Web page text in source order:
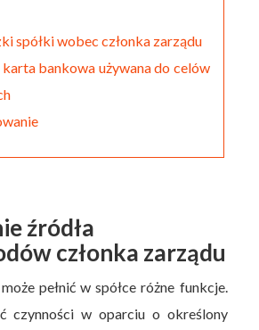
spółki wobec członka zarządu
bankowa używana do celów
źródła
członka zarządu
pełnić w spółce różne funkcje.
czynności w oparciu o określony